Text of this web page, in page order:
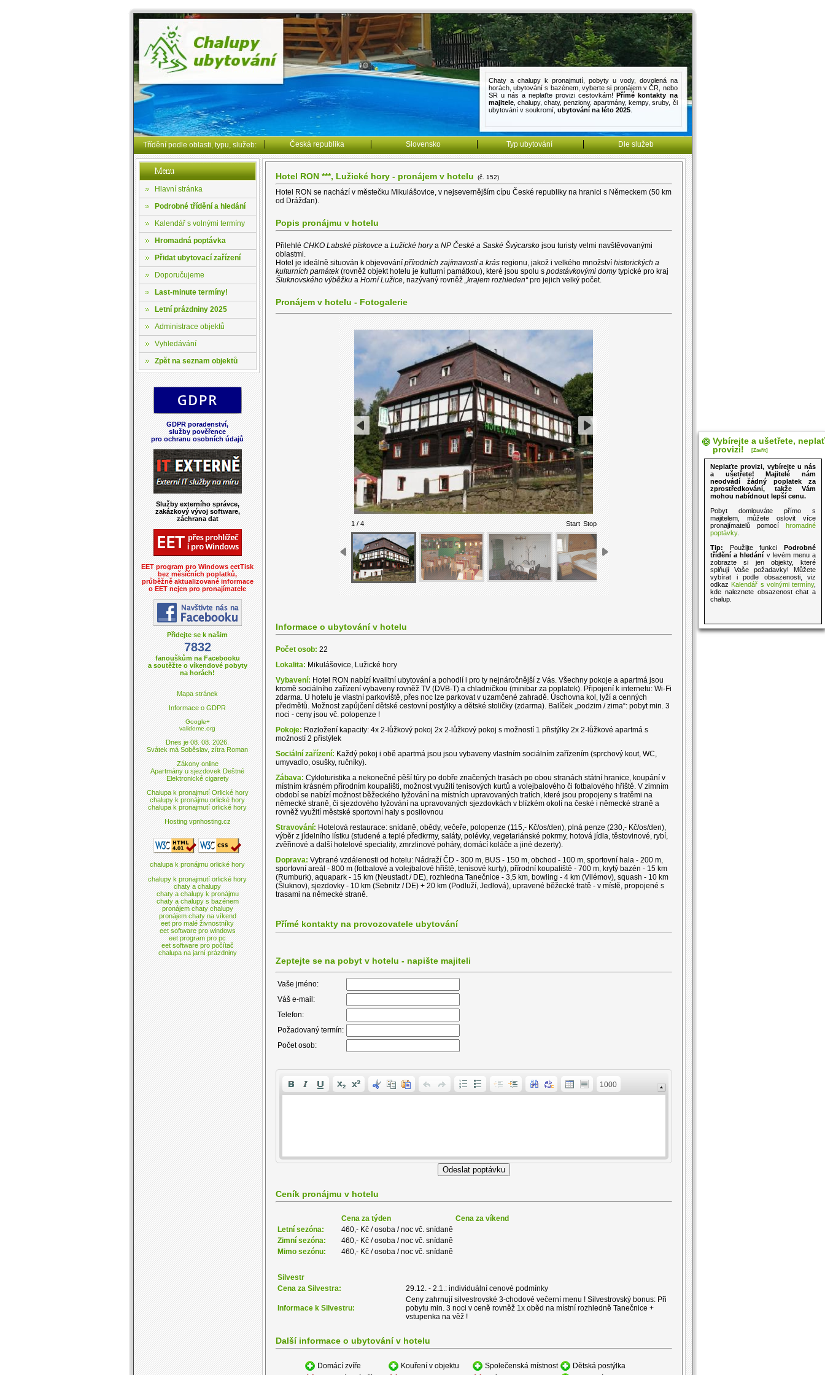
Chaty a chalupy k pronajmutí, pobyty u vody, dovolená na
horách, ubytování s bazénem, vyberte si pronájem v ČR, nebo
SR u nás a neplaťte provizi cestovkám!Přímé kontakty na
majitele, chalupy, chaty, penziony,apartmány,kempy,sruby, či
ubytování v soukromí, ubytování na léto 2025.
Třídění podle oblasti, typu, služeb: Česká republika Slovensko Typ ubytování Dle služeb
Hlavní stránka
Podrobné třídění a hledání
Kalendář s volnými termíny
Hromadná poptávka
Přidat ubytovací zařízení
Doporučujeme
Last-minute termíny!
Letní prázdniny 2025
Administrace objektů
Vyhledávání
Zpět na seznam objektů
GDPR poradenství,
služby pověřence
pro ochranu osobních údajů
Služby externího správce,
zakázkový vývoj software,
záchrana dat
EET program pro Windows eetTisk
bez měsíčních poplatků,
průběžně aktualizované informace
o EET nejen pro pronajímatele
Přidejte se k našim
7832
fanouškům na Facebooku
a soutěžte o víkendové pobyty
na horách!
Mapa stránek
Informace o GDPR
Google+
validome.org
Dnes je 08. 08. 2026.
Svátek má Soběslav, zítra Roman
Zákony online
Apartmány u sjezdovek Deštné
Elektronické cigarety
Chalupa k pronajmutí Orlické hory
chalupy k pronájmu orlické hory
chalupa k pronajmutí orlické hory
Hosting vpnhosting.cz
chalupa k pronájmu orlické hory
chalupy k pronajmutí orlické hory
chaty a chalupy
chaty a chalupy k pronájmu
chaty a chalupy s bazénem
pronájem chaty chalupy
pronájem chaty na víkend
eet pro malé živnostníky
eet software pro windows
eet program pro pc
eet software pro počítač
chalupa na jarní prázdniny
Hotel RON ***, Lužické hory - pronájem v hotelu (č. 152)
Hotel RON se nachází v městečku Mikulášovice, v nejsevernějším cípu České republiky na hranici s Německem (50 km
od Drážďan).
Popis pronájmu v hotelu
Přilehlé CHKO Labské pískovcea Lužické horya NP České a Saské Švýcarskojsou turisty velmi navštěvovanými
oblastmi.
Hotel je ideálně situován k objevování přírodních zajímavostí a krásregionu, jakož i velkého množství historických a
kulturních památek(rovněž objekt hotelu je kulturní památkou), které jsou spolu s podstávkovými domytypické pro kraj
Šluknovského výběžkua Horní Lužice, nazývaný rovněž „krajem rozhleden“pro jejich velký počet.
Pronájem v hotelu - Fotogalerie
1 / 4 Start Stop
Informace o ubytování v hotelu
Počet osob: 22
Lokalita: Mikulášovice, Lužické hory
Vybavení: Hotel RON nabízí kvalitní ubytování a pohodlí i pro ty nejnáročnější z Vás. Všechny pokoje a apartmá jsou
kromě sociálního zařízení vybaveny rovněž TV (DVB-T) a chladničkou (minibar za poplatek). Připojení k internetu: Wi-Fi
zdarma. U hotelu je vlastní parkoviště, přes noc lze parkovat v uzamčené zahradě. Úschovna kol, lyží a cenných
předmětů. Možnost zapůjčení dětské cestovní postýlky a dětské stoličky (zdarma). Balíček „podzim / zima“: pobyt min. 3
noci - ceny jsou vč. polopenze !
Pokoje: Rozložení kapacity: 4x 2-lůžkový pokoj 2x 2-lůžkový pokoj s možností 1 přistýlky 2x 2-lůžkové apartmá s
možností 2 přistýlek
Sociální zařízení: Každý pokoj i obě apartmá jsou jsou vybaveny vlastním sociálním zařízením (sprchový kout, WC,
umyvadlo, osušky, ručníky).
Zábava: Cykloturistika a nekonečné pěší túry po dobře značených trasách po obou stranách státní hranice, koupání v
místním krásném přírodním koupališti, možnost využití tenisových kurtů a volejbalového či fotbalového hřiště. V zimním
období se nabízí možnost běžeckého lyžování na místních upravovaných tratích, které jsou propojeny s tratěmi na
německé straně, či sjezdového lyžování na upravovaných sjezdovkách v blízkém okolí na české i německé straně a
rovněž využití městské sportovní haly s posilovnou
Stravování: Hotelová restaurace: snídaně, obědy, večeře, polopenze (115,- Kč/os/den), plná penze (230,- Kč/os/den),
výběr z jídelního lístku (studené a teplé předkrmy, saláty, polévky, vegetariánské pokrmy, hotová jídla, těstovinové, rybí,
zvěřinové a další hotelové speciality, zmrzlinové poháry, domácí koláče a jiné dezerty).
Doprava: Vybrané vzdálenosti od hotelu: Nádraží ČD - 300 m, BUS - 150 m, obchod - 100 m, sportovní hala - 200 m,
sportovní areál - 800 m (fotbalové a volejbalové hřiště, tenisové kurty), přírodní koupaliště - 700 m, krytý bazén - 15 km
(Rumburk), aquapark - 15 km (Neustadt / DE), rozhledna Tanečnice - 3,5 km, bowling - 4 km (Vilémov), squash - 10 km
(Šluknov), sjezdovky - 10 km (Sebnitz / DE) + 20 km (Podluží, Jedlová), upravené běžecké tratě - v místě, propojené s
trasami na německé straně.
Přímé kontakty na provozovatele ubytování
Zeptejte se na pobyt v hotelu - napište majiteli
Vaše jméno:
Váš e-mail:
Telefon:
Požadovaný termín:
Počet osob:
1000
Ceník pronájmu v hotelu
Cena za týden
Cena za víkend
Letní sezóna:
460,- Kč / osoba / noc vč. snídaně
Zimní sezóna:
460,- Kč / osoba / noc vč. snídaně
Mimo sezónu:
460,- Kč / osoba / noc vč. snídaně
Silvestr
Cena za Silvestra:
29.12. - 2.1.: individuální cenové podmínky
Informace k Silvestru:
Ceny zahrnují silvestrovské 3-chodové večerní menu ! Silvestrovský bonus: Při
pobytu min. 3 noci v ceně rovněž 1x oběd na místní rozhledně Tanečnice +
vstupenka na věž !
Další informace o ubytování v hotelu
Domácí zvíře Kouření v objektu Společenská místnost
Dětská postýlka
Vybírejte a ušetřete,
provizi!
[Zavřít]
Neplaťte provizi, vybírejte u nás
a ušetřete! Majitelé nám
neodvádí žádný poplatek za
zprostředkování, takže Vám
mohou nabídnout lepší cenu.
Pobyt domlouváte přímo s
majitelem, můžete oslovit více
pronajímatelů pomocí hromadné
poptávky.
Tip: Použijte funkci Podrobné
třídění a hledání v levém menu a
zobrazte si jen objekty, které
splňují Vaše požadavky! Můžete
vybírat i podle obsazenosti, viz
odkaz Kalendář s volnými termíny,
kde naleznete obsazenost chat a
chalup.